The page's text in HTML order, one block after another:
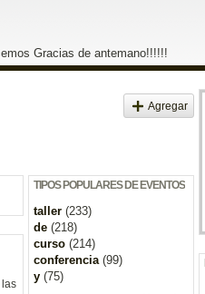
Gracias de antemano!!!!!!
Agregar
las
TIPOS POPULARES DE EVENTOS
taller (233)
de (218)
curso (214)
conferencia(99)
y (75)